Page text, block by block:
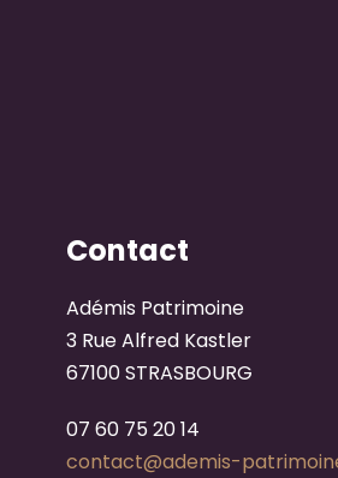
Contact
Adémis Patrimoine
3 Rue Alfred Kastler
67100 STRASBOURG
07 60 75 20 14
contact@ademis-